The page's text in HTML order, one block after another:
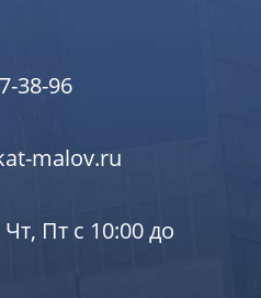
38-96
malov.ru
Пт с 10:00 до